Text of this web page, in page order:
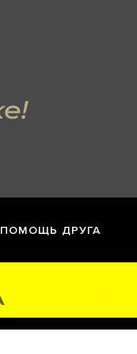
ПОМОЩЬ ДРУГА